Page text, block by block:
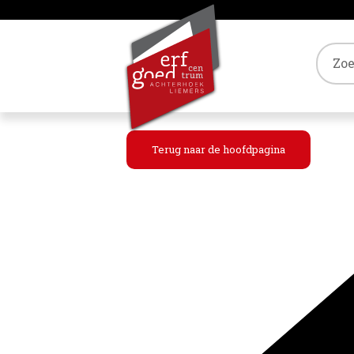
Terug naar de hoofdpagina